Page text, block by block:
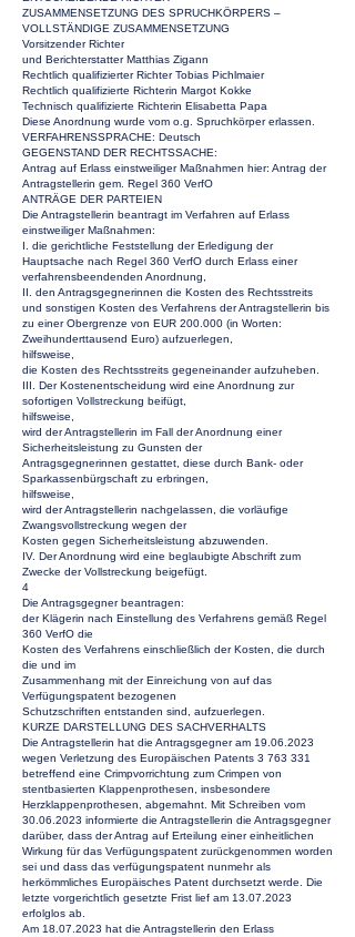
ZUSAMMENSETZUNG DES SPRUCHKÖRPERS –
VOLLSTÄNDIGE ZUSAMMENSETZUNG
Vorsitzender Richter
und Berichterstatter Matthias Zigann
Rechtlich qualifizierter Richter Tobias Pichlmaier
Rechtlich qualifizierte Richterin Margot Kokke
Technisch qualifizierte Richterin Elisabetta Papa
Diese Anordnung wurde vom o.g. Spruchkörper erlassen.
VERFAHRENSSPRACHE: Deutsch
GEGENSTAND DER RECHTSSACHE:
Antrag auf Erlass einstweiliger Maßnahmen hier: Antrag der
Antragstellerin gem. Regel 360 VerfO
ANTRÄGE DER PARTEIEN
Die Antragstellerin beantragt im Verfahren auf Erlass
einstweiliger Maßnahmen:
I. die gerichtliche Feststellung der Erledigung der
Hauptsache nach Regel 360 VerfO durch Erlass einer
verfahrensbeendenden Anordnung,
II. den Antragsgegnerinnen die Kosten des Rechtsstreits
und sonstigen Kosten des Verfahrens der Antragstellerin bis
zu einer Obergrenze von EUR 200.000 (in Worten:
Zweihunderttausend Euro) aufzuerlegen,
hilfsweise,
die Kosten des Rechtsstreits gegeneinander aufzuheben.
III. Der Kostenentscheidung wird eine Anordnung zur
sofortigen Vollstreckung beifügt,
hilfsweise,
wird der Antragstellerin im Fall der Anordnung einer
Sicherheitsleistung zu Gunsten der
Antragsgegnerinnen gestattet, diese durch Bank- oder
Sparkassenbürgschaft zu erbringen,
hilfsweise,
wird der Antragstellerin nachgelassen, die vorläufige
Zwangsvollstreckung wegen der
Kosten gegen Sicherheitsleistung abzuwenden.
IV. Der Anordnung wird eine beglaubigte Abschrift zum
Zwecke der Vollstreckung beigefügt.
4
Die Antragsgegner beantragen:
der Klägerin nach Einstellung des Verfahrens gemäß Regel
360 VerfO die
Kosten des Verfahrens einschließlich der Kosten, die durch
die und im
Zusammenhang mit der Einreichung von auf das
Verfügungspatent bezogenen
Schutzschriften entstanden sind, aufzuerlegen.
KURZE DARSTELLUNG DES SACHVERHALTS
Die Antragstellerin hat die Antragsgegner am 19.06.2023
wegen Verletzung des Europäischen Patents 3 763 331
betreffend eine Crimpvorrichtung zum Crimpen von
stentbasierten Klappenprothesen, insbesondere
Herzklappenprothesen, abgemahnt. Mit Schreiben vom
30.06.2023 informierte die Antragstellerin die Antragsgegner
darüber, dass der Antrag auf Erteilung einer einheitlichen
Wirkung für das Verfügungspatent zurückgenommen worden
sei und dass das verfügungspatent nunmehr als
herkömmliches Europäisches Patent durchsetzt werde. Die
letzte vorgerichtlich gesetzte Frist lief am 13.07.2023
erfolglos ab.
Am 18.07.2023 hat die Antragstellerin den Erlass